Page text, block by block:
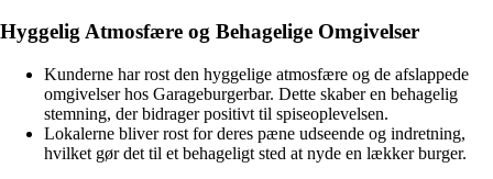
Hyggelig Atmosfære og Behagelige Omgivelser
Kunderne har rost den hyggelige atmosfære og de afslappede
omgivelser hos Garageburgerbar. Dette skaber en behagelig
stemning, der bidrager positivt til spiseoplevelsen.
Lokalerne bliver rost for deres pæne udseende og indretning,
hvilket gør det til et behageligt sted at nyde en lækker burger.